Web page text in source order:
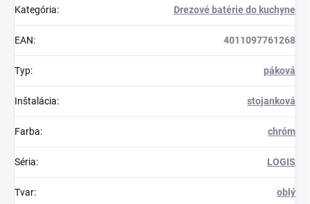
Kategória: Drezové batérie do kuchyne
EAN: 4011097761268
Typ: páková
Inštalácia: stojanková
Farba: chróm
Séria: LOGIS
Tvar: oblý